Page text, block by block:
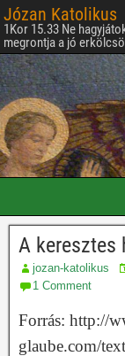
Józan Katolikus
1Kor 15.33 Ne
megrontja a jó
A keresztes
jozan-katolikus
1 Comment
Forrás: http://
glaube.com/